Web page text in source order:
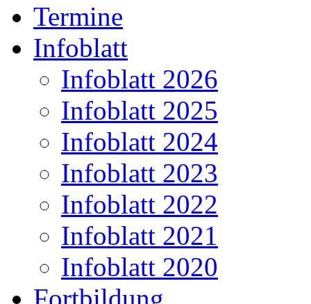
Termine
Infoblatt
Infoblatt 2026
Infoblatt 2025
Infoblatt 2024
Infoblatt 2023
Infoblatt 2022
Infoblatt 2021
Infoblatt 2020
Fortbildung